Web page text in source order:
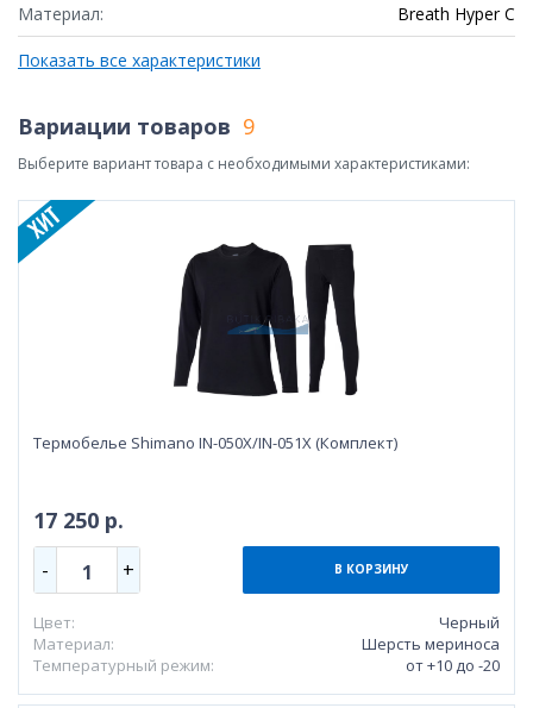
Материал:
Breath Hyper C
Показать все характеристики
Вариации товаров 9
Выберите вариант товара с необходимыми характеристиками:
Термобелье Shimano IN-050X/IN-051X (Комплект)
17 250 р.
- 1 + В КОРЗИНУ
Цвет:
Черный
Материал:
Шерсть мериноса
Температурный режим:
от +10 до -20